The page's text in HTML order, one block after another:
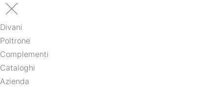
Divani
Poltrone
Complementi
Cataloghi
Azienda